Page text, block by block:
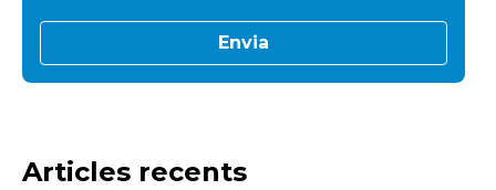
Articles recents